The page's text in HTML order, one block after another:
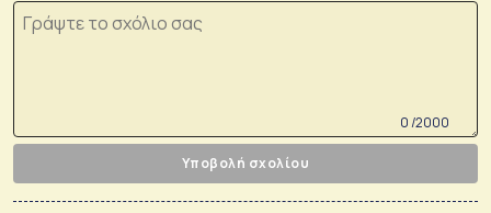
0 /2000
Υποβολή σχολίου